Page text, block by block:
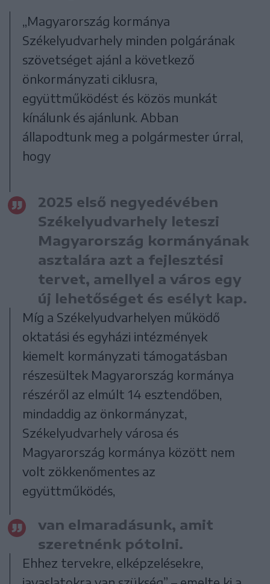
„Magyarország kormánya
Székelyudvarhely minden polgárának
szövetséget ajánl a következő
önkormányzati ciklusra,
együttműködést és közös munkát
kínálunk és ajánlunk. Abban
állapodtunk meg a polgármester úrral,
hogy
2025 első negyedévében
Székelyudvarhely leteszi
Magyarország kormányának
asztalára azt a fejlesztési
tervet, amellyel a város egy
új lehetőséget és esélyt kap.
Míg a Székelyudvarhelyen működő
oktatási és egyházi intézmények
kiemelt kormányzati támogatásban
részesültek Magyarország kormánya
részéről az elmúlt 14 esztendőben,
mindaddig az önkormányzat,
Székelyudvarhely városa és
Magyarország kormánya között nem
volt zökkenőmentes az
együttműködés,
van elmaradásunk, amit
szeretnénk pótolni.
Ehhez tervekre, elképzelésekre,